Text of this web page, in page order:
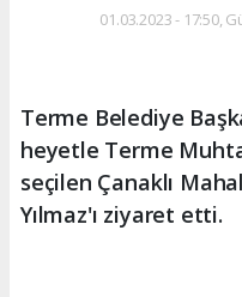
01.03.2023 - 17:50,
Terme Belediye
heyetle Terme
seçilen Çanaklı
Yılmaz'ı ziyaret etti.